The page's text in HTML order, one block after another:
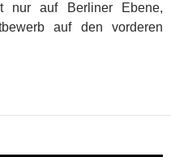
nur auf Berliner Ebene,
auf den vorderen